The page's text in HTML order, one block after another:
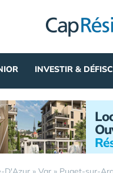
INVESTIR &